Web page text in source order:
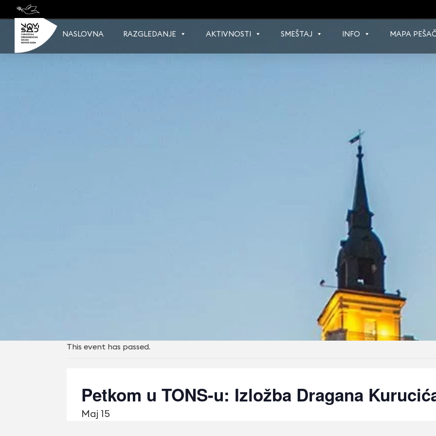
content
NASLOVNA RAZGLEDANJE AKTIVNOSTI SMEŠTAJ INFO MAPA
This event has passed.
Petkom u TONS-u: Izložba Dragana
Maj 15